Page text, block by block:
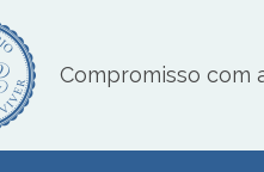
Compromisso com